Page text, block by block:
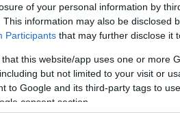
of your personal information by
This information may also be disclosed
Participants that may further disclose it
that this website/app uses one or more
but not limited to your visit or
to Google and its third-party tags to
consent section.
γρήγορα τα πόδια
από τις παλάμες